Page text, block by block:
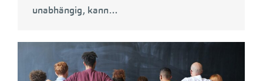
unabhängig, kann…